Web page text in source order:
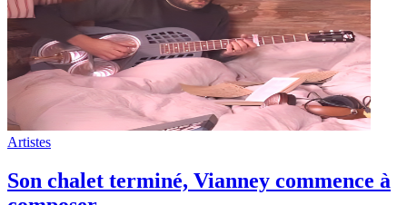
Artistes
Son chalet terminé, Vianney commence à